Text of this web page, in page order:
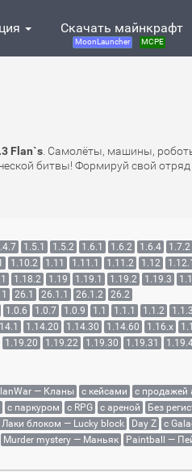
Скачать майнкрафт
MoonLauncher MCPE
Flan`s . Самолёты, машины,
битвы! Формируй свой отряд
1.5.1 1.5.2 1.6.1 1.6.2 1.6.4 1.7.2
1.10.2 1.11 1.11.1 1.11.2 1.12
1.18.2 1.19 1.19.1 1.19.2 1.19.3
26.1 26.1.1 26.1.2 26.2
1.0.6 1.0.7 1.0.9 1.1 1.1.1 1.1.2 1.1.3
1.14.20 1.14.30 1.14.60 1.16.x
1.19.20 1.19.22 1.19.30 1.19.31
— Кланы с кейсами с продажей
с паркуром с RPG с ареной Без
Лаки блоком — Lucky block Day Z с
Murder mystery — Маньяк Paintball —